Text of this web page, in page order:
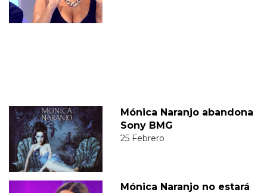
Mónica Naranjo abandona
Sony BMG
25 Febrero
Mónica Naranjo no estará